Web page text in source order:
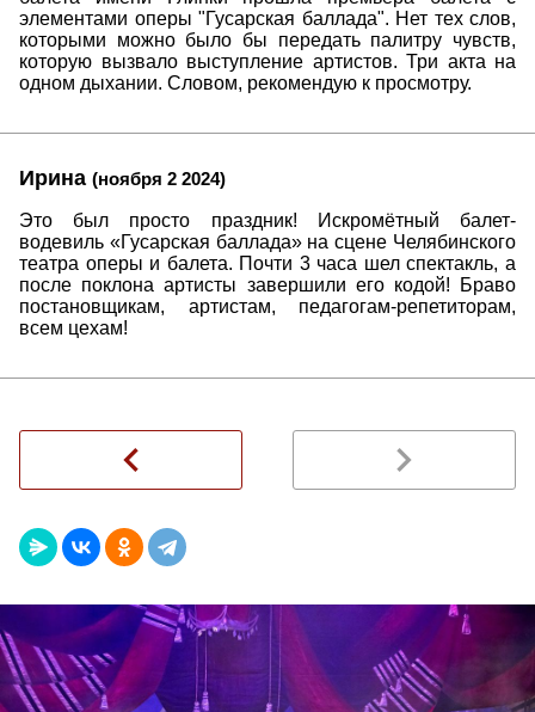
элементами оперы "Гусарская баллада". Нет тех слов,
которыми можно было бы передать палитру чувств,
которую вызвало выступление артистов. Три акта на
одном дыхании. Словом, рекомендую к просмотру.
Ирина (ноября 2 2024)
Это был просто праздник! Искромётный балет-
водевиль «Гусарская баллада» на сцене Челябинского
театра оперы и балета. Почти 3 часа шел спектакль, а
после поклона артисты завершили его кодой! Браво
постановщикам, артистам, педагогам-репетиторам,
всем цехам!
navigate_before navigate_next